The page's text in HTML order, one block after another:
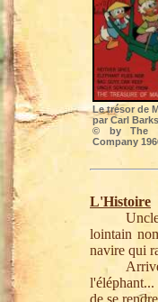
Le trésor de
par Carl Barks
© by The
Company
L'Histoire
Uncle
lointain
navire qui
Arrivés
de se